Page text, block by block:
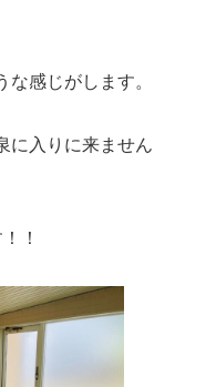
感じがします。
に入りに来ません
！